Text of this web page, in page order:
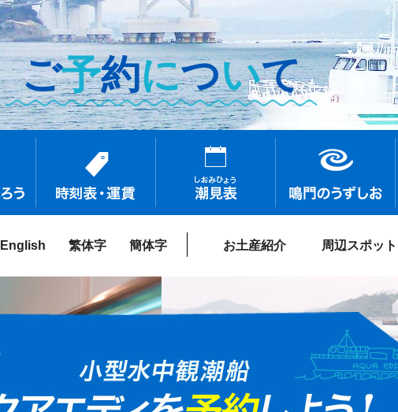
English 繁体字 簡体字 お土産紹介 周辺スポット
ご予約について